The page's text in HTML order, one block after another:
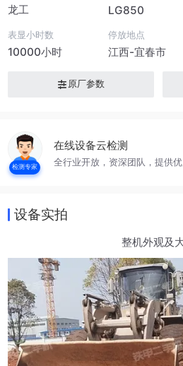
龙工 LG850
表显小时数
10000小时
停放地点
江西-宜春市
原厂参数
检测专家
在线设备云检测
全行业开放，资深团队，提供优
设备实拍
整机外观及